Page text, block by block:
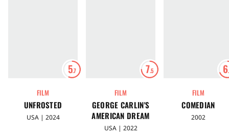
5.7
FILM
UNFROSTED
USA | 2024
7.5
FILM
GEORGE CARLIN'S
AMERICAN DREAM
USA | 2022
6
FILM
COMEDIAN
2002